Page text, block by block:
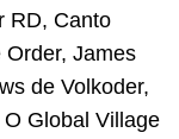
RD, Canto
James
de Volkoder,
Global Village